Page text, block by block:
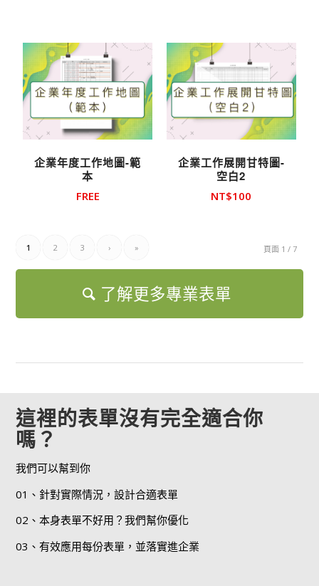
企業年度工作地圖-範
本
FREE
企業工作展開甘特圖-
空白2
NT$100
頁面 1 / 7
1 2 3 › »
了解更多專業表單
這裡的表單沒有完全適合你
嗎？
我們可以幫到你
01、針對實際情況，設計合適表單
02、本身表單不好用？我們幫你優化
03、有效應用每份表單，並落實進企業